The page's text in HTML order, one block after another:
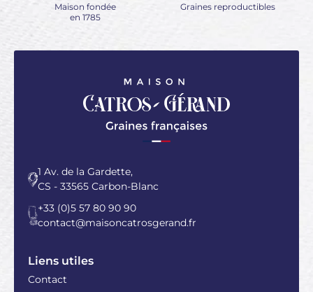
Maison fondée
en 1785
Graines reproductibles
1 Av. de la Gardette,
CS - 33565 Carbon-Blanc
+33 (0)5 57 80 90 90
contact@maisoncatrosgerand.fr
Liens utiles
Contact